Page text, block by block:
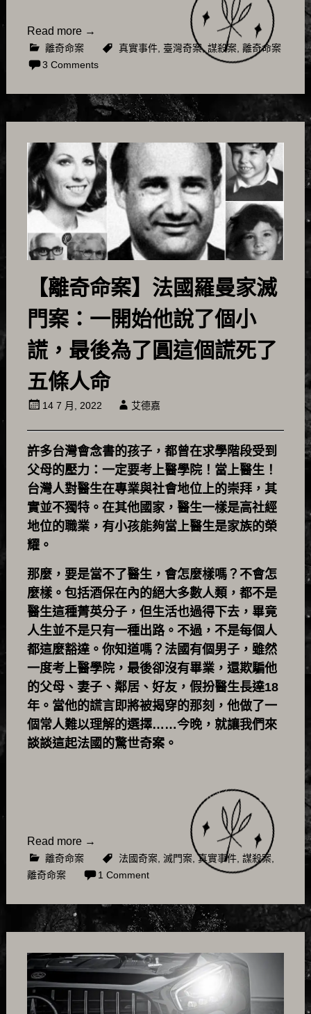
Read more →
離奇命案 真實事件, 臺灣奇案,謀殺案, 離奇命案
3 Comments
【離奇命案】法國羅曼家滅
門案：一開始他說了個小
謊，最後為了圓這個謊死了
五條人命
14 7 月, 2022 艾德嘉
許多台灣會念書的孩子，都曾在求學階段受到
父母的壓力：一定要考上醫學院！當上醫生！
台灣人對醫生在專業與社會地位上的崇拜，其
實並不獨特。在其他國家，醫生一樣是高社經
地位的職業，有小孩能夠當上醫生是家族的榮
耀。
那麼，要是當不了醫生，會怎麼樣嗎？不會怎
麼樣。包括酒保在內的絕大多數人類，都不是
醫生這種菁英分子，但生活也過得下去，畢竟
人生並不是只有一種出路。不過，不是每個人
都這麼豁達。你知道嗎？法國有個男子，雖然
一度考上醫學院，最後卻沒有畢業，還欺騙他
的父母、妻子、鄰居、好友，假扮醫生長達18
年。當他的謊言即將被揭穿的那刻，他做了一
個常人難以理解的選擇……今晚，就讓我們來
談談這起法國的驚世奇案。
Read more →
離奇命案 法國奇案, 滅門案,真實事件, 謀殺案,
離奇命案
1 Comment